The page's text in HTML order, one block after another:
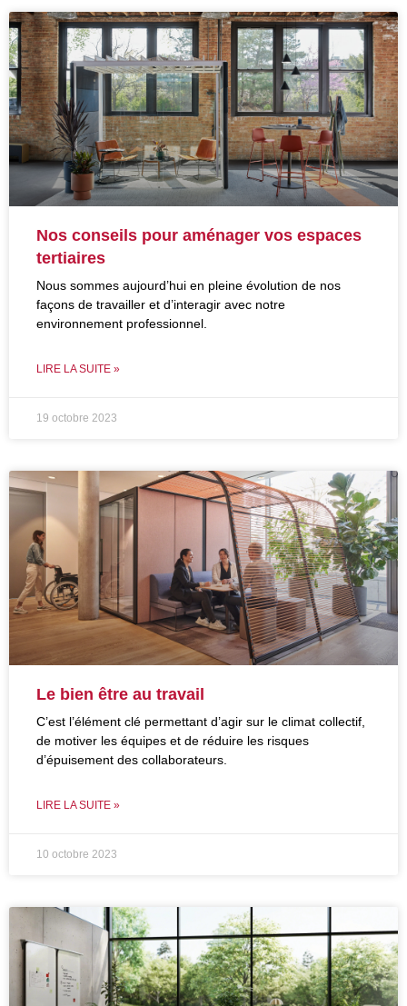
Nos conseils pour aménager vos espaces
tertiaires
Nous sommes aujourd’hui en pleine évolution de nos
façons de travailler et d’interagir avec notre
environnement professionnel.
LIRE LA SUITE »
19 octobre 2023
Le bien être au travail
C’est l’élément clé permettant d’agir sur le climat collectif,
de motiver les équipes et de réduire les risques
d’épuisement des collaborateurs.
LIRE LA SUITE »
10 octobre 2023